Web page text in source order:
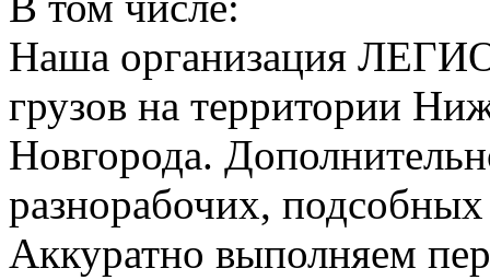
Наша организация
грузов на территории
Новгорода.
разнорабочих,
Аккуратно выполняем